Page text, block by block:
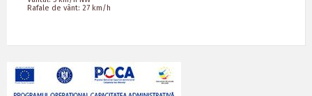
Rafale de vânt: 27 km/h